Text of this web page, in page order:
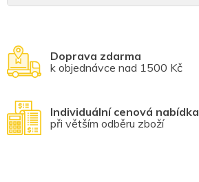
Doprava zdarma
k objednávce nad 1500 Kč
Individuální cenová nabídka
při větším odběru zboží